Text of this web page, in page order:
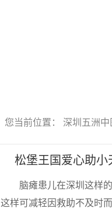
您当前位置： 深圳五洲中
松堡王国爱心助小
脑瘫患儿在深圳这样
这样可减轻因救助不及时